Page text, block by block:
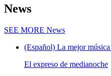
News
SEE MORE News
(Español) La mejor
El expreso de medianoche